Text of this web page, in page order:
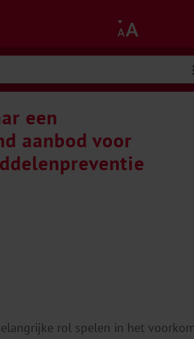
een
aanbod voor
rol spelen in het